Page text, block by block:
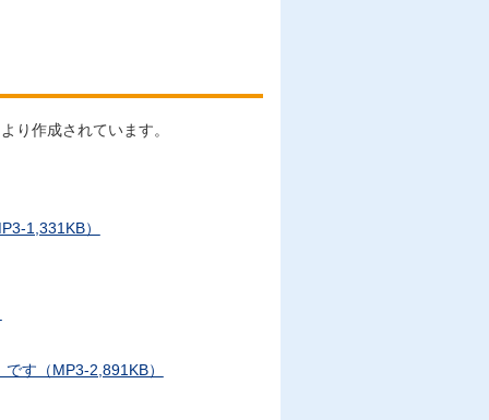
り作成されています。
1,331KB）
す（MP3-2,891KB）